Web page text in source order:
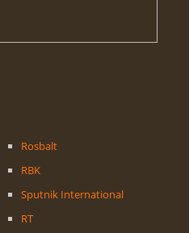
Rosbalt
RBK
Sputnik International
RT